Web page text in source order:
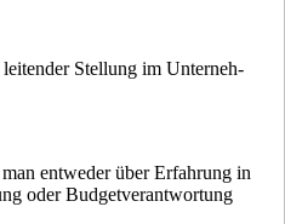
lei­ten­der Stel­lung im Un­ter­neh­
entweder über Er­fah­rung in
oder Bud­get­ver­ant­wor­tung